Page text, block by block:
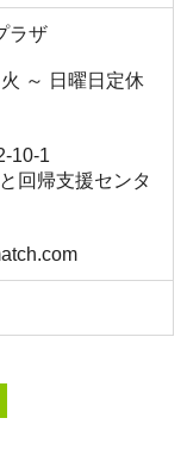
ラザ
～ 日曜日定休
10-1
回帰支援センタ